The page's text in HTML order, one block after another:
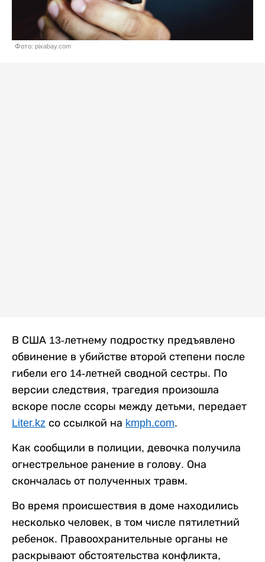
Фото: pixabay.com
В США 13-летнему подростку предъявлено
обвинение в убийстве второй степени после
гибели его 14-летней сводной сестры. По
версии следствия, трагедия произошла
вскоре после ссоры между детьми, передает
Liter.kz со ссылкой на kmph.com.
Как сообщили в полиции, девочка получила
огнестрельное ранение в голову. Она
скончалась от полученных травм.
Во время происшествия в доме находились
несколько человек, в том числе пятилетний
ребенок. Правоохранительные органы не
раскрывают обстоятельства конфликта,